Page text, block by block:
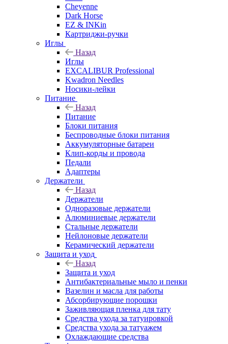
Cheyenne
Dark Horse
EZ & INKin
Картриджи-ручки
Иглы
Назад
Иглы
EXCALIBUR Professional
Kwadron Needles
Носики-лейки
Питание
Назад
Питание
Блоки питания
Беспроводные блоки питания
Аккумуляторные батареи
Клип-корды и провода
Педали
Адаптеры
Держатели
Назад
Держатели
Одноразовые держатели
Алюминиевые держатели
Стальные держатели
Нейлоновые держатели
Керамический держатели
Защита и уход
Назад
Защита и уход
Антибактериальные мыло и пенки
Вазелин и масла для работы
Абсорбирующие порошки
Заживляющая пленка для тату
Средства ухода за татуировкой
Средства ухода за татуажем
Охлаждающие средства